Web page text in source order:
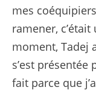
mes
ramener,
moment, Tadej
s’est présentée
fait parce que